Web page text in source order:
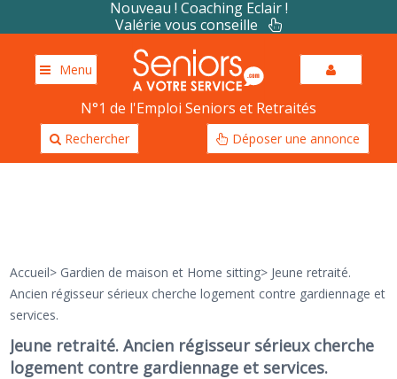
Nouveau ! Coaching Eclair !
Valérie vous conseille
Menu
N°1 de l'Emploi Seniors et Retraités
Rechercher Déposer une annonce
Accueil> Gardien de maison et Home sitting> Jeune retraité.
Ancien régisseur sérieux cherche logement contre gardiennage et
services.
Jeune retraité. Ancien régisseur sérieux cherche
logement contre gardiennage et services.